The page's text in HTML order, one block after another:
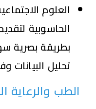
العلوم
الحاسوبية
بطريقة بصرية
تحليل البيانات
الطب والرعاية